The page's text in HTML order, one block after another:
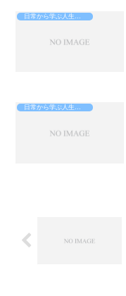
日常から学ぶ人生攻略法
日常から学ぶ人生攻略法